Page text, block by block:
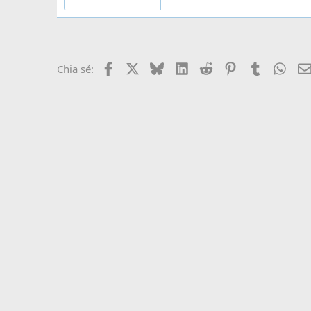
Chia sẻ: Facebook BlueskyLinkedIn
Reddit PinterestTumblr